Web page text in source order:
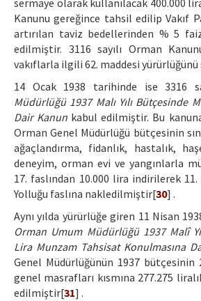
sermaye olarak kullanılacak 400.000
Kanunu gereğince tahsil edilip Vakıf
artırılan taviz bedellerinden % 5
edilmiştir. 3116 sayılı Orman
vakıflarla ilgili 62. maddesi
14 Ocak 1938 tarihinde ise 3316
Müdürlüğü 1937 Malı Yılı Bütçesinde
Dair Kanun kabul edilmiştir. Bu
Orman Genel Müdürlüğü bütçesinin
ağaçlandırma, fidanlık, hastalık,
deneyim, orman evi ve yangınlarla
17. faslından 10.000 lira indirilerek
Yolluğu faslına nakledilmiştir[30] .
Aynı yılda yürürlüğe giren 11 Nisan
Orman Umum Müdürlüğü 1937 Malî
Lira Munzam Tahsisat Konulmasına
Genel Müdürlüğünün 1937 bütçesinin
genel masrafları kısmına 277.275
edilmiştir[31] .